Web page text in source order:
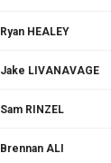
Ryan HEALEY
Jake LIVANAVAGE
Sam RINZEL
Brennan ALI